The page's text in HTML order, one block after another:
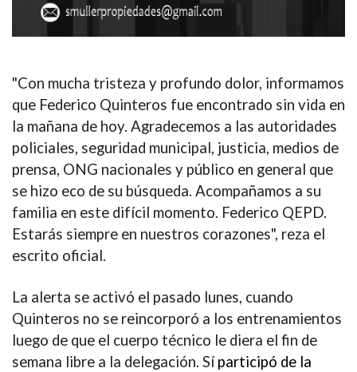
"Con mucha tristeza y profundo dolor, informamos
que Federico Quinteros fue encontrado sin vida en
la mañana de hoy. Agradecemos a las autoridades
policiales, seguridad municipal, justicia, medios de
prensa, ONG nacionales y público en general que
se hizo eco de su búsqueda. Acompañamos a su
familia en este difícil momento. Federico QEPD.
Estarás siempre en nuestros corazones", reza el
escrito oficial.
La alerta se activó el pasado lunes, cuando
Quinteros no se reincorporó a los entrenamientos
luego de que el cuerpo técnico le diera el fin de
semana libre a la delegación. Síparticipó de la